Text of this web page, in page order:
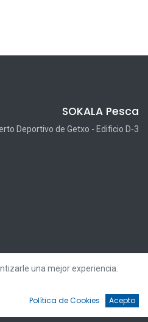
SOKALA Pesca
Deportivo de Getxo - Edificio D-3
SOKALA Pesca
una mejor experiencia.
Política de Cookies Acepto